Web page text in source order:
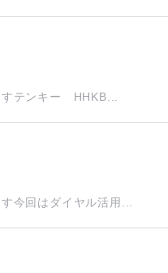
テンキー HHKB...
今回はダイヤル活用...